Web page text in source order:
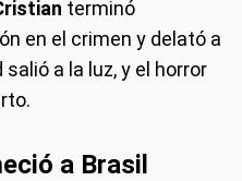
terminó
en el crimen y delató a
salió a la luz, y el horror
a Brasil